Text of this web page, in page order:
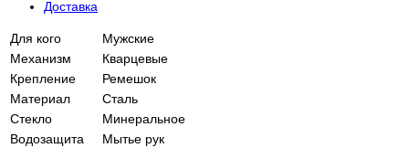
Доставка
Для кого
Мужские
Механизм
Кварцевые
Крепление
Ремешок
Материал
Сталь
Стекло
Минеральное
Водозащита
Мытье рук